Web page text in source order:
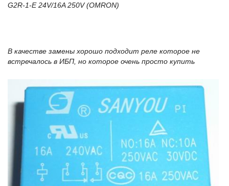
G2R-1-E 24V/16A 250V (OMRON)
В качестве замены хорошо подходит реле которое не
встречалось в ИБП, но которое очень просто купить